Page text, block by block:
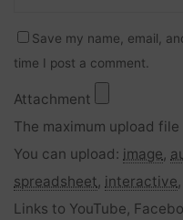
Save my name, email,
time I post a comment.
Attachment
The maximum upload file
You can upload: image,
spreadsheet, interactive,
Links to YouTube,